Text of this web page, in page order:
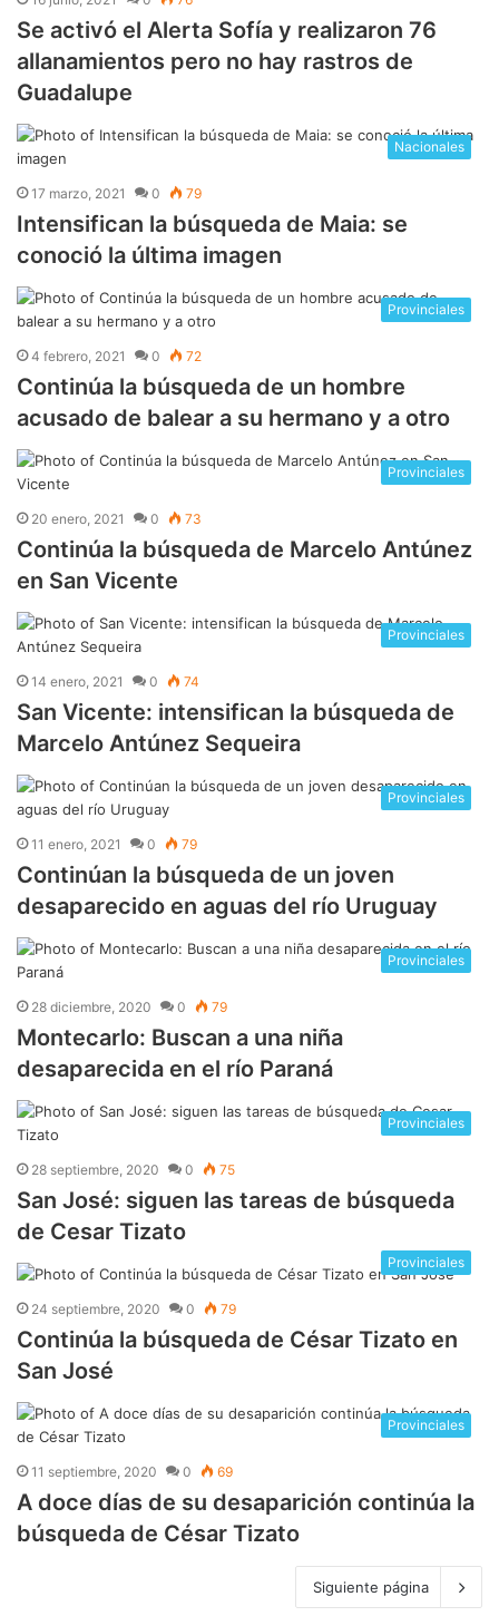
Se activó el Alerta Sofía y realizaron 76
allanamientos pero no hay rastros de
Guadalupe
Nacionales
17 marzo, 2021 0 79
Intensifican la búsqueda de Maia: se
conoció la última imagen
Provinciales
4 febrero, 2021 0 72
Continúa la búsqueda de un hombre
acusado de balear a su hermano y a otro
Provinciales
20 enero, 2021 0 73
Continúa la búsqueda de Marcelo Antúnez
en San Vicente
Provinciales
14 enero, 2021 0 74
San Vicente: intensifican la búsqueda de
Marcelo Antúnez Sequeira
Provinciales
11 enero, 2021 0 79
Continúan la búsqueda de un joven
desaparecido en aguas del río Uruguay
Provinciales
28 diciembre, 2020 0 79
Montecarlo: Buscan a una niña
desaparecida en el río Paraná
Provinciales
28 septiembre, 2020 0 75
San José: siguen las tareas de búsqueda
de Cesar Tizato
Provinciales
24 septiembre, 2020 0 79
Continúa la búsqueda de César Tizato en
San José
Provinciales
11 septiembre, 2020 0 69
A doce días de su desaparición continúa la
búsqueda de César Tizato
Siguiente página